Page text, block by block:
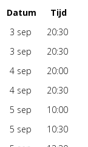
Datum Tijd
3 sep
20:30
3 sep
20:30
4 sep
20:00
4 sep
20:30
5 sep
10:00
5 sep
10:30